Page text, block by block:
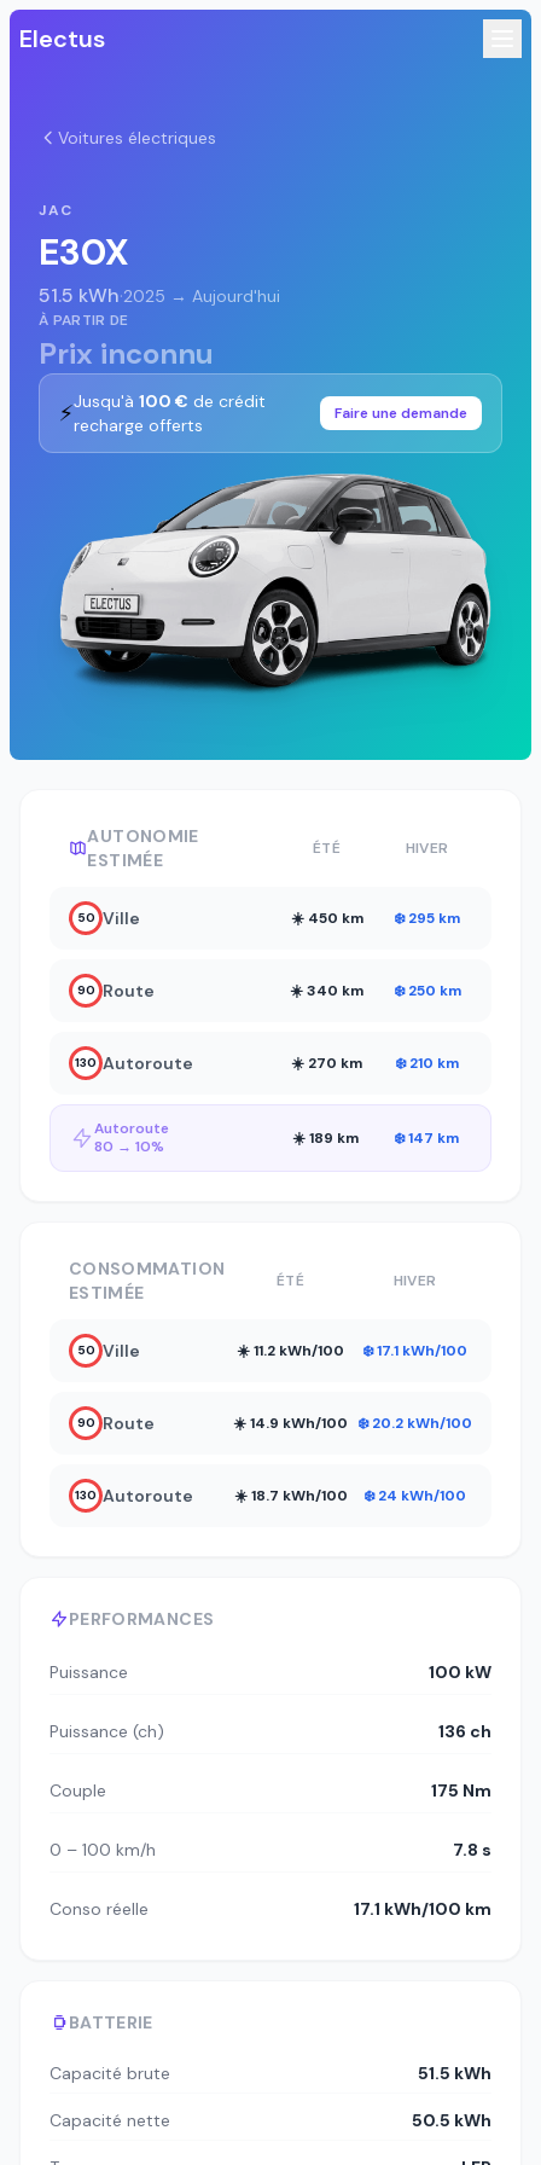
Electus
Voitures électriques
JAC
E30X
51.5 kWh·2025 → Aujourd'hui
À PARTIR DE
Prix inconnu
⚡Jusqu'à 100 € de crédit
recharge offerts
Faire une demande
AUTONOMIE
ESTIMÉE
ÉTÉ HIVER
50 Ville ☀️ 450 km ❄️ 295 km
90 Route ☀️ 340 km ❄️ 250 km
130 Autoroute ☀️ 270 km ❄️ 210 km
Autoroute
80 → 10%
☀️ 189 km ❄️ 147 km
PERFORMANCES
Puissance 100 kW
Puissance (ch) 136 ch
Couple 175 Nm
0 – 100 km/h 7.8 s
Conso réelle 17.1 kWh/100 km
BATTERIE
Capacité brute 51.5 kWh
Capacité nette 50.5 kWh
CONSOMMATION
ESTIMÉE
ÉTÉ HIVER
50 Ville ☀️ 11.2 kWh/100 ❄️ 17.1 kWh/100
90 Route ☀️ 14.9 kWh/100 ❄️ 20.2 kWh/100
130 Autoroute ☀️ 18.7 kWh/100 ❄️ 24 kWh/100